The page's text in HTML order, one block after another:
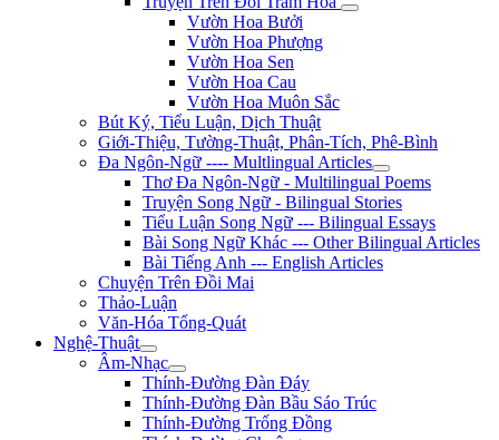
Vườn Hoa Bưởi
Vườn Hoa Phượng
Vườn Hoa Sen
Vườn Hoa Cau
Vườn Hoa Muôn Sắc
Bút Ký, Tiểu Luận, Dịch Thuật
Giới-Thiệu, Tường-Thuật, Phân-Tích, Phê-Bình
Đa Ngôn-Ngữ ---- Multlingual Articles
Thơ Đa Ngôn-Ngữ - Multilingual Poems
Truyện Song Ngữ - Bilingual Stories
Tiểu Luận Song Ngữ --- Bilingual Essays
Bài Song Ngữ Khác --- Other Bilingual Articles
Bài Tiếng Anh --- English Articles
Chuyện Trên Đồi Mai
Thảo-Luận
Văn-Hóa Tổng-Quát
Nghệ-Thuật
Âm-Nhạc
Thính-Đường Đàn Đáy
Thính-Đường Đàn Bầu Sáo Trúc
Thính-Đường Trống Đồng